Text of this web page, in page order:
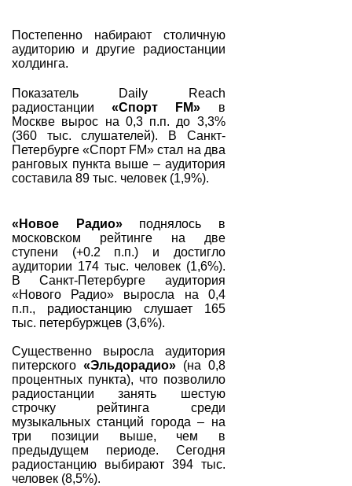
Постепенно набирают столичную
аудиторию и другие радиостанции
холдинга.
Показатель Daily Reach
радиостанции«Спорт FM» в
Москве вырос на 0,3 п.п. до 3,3%
(360 тыс. слушателей). В Санкт-
Петербурге «Спорт FM» стал на два
ранговых пункта выше – аудитория
составила 89 тыс. человек (1,9%).
«Новое Радио»поднялось в
московском рейтинге на две
ступени (+0.2 п.п.) и достигло
аудитории 174 тыс. человек (1,6%).
В Санкт-Петербурге аудитория
«Нового Радио» выросла на 0,4
п.п., радиостанцию слушает 165
тыс. петербуржцев (3,6%).
Существенно выросла аудитория
питерского «Эльдорадио» (на 0,8
процентных пункта), что позволило
радиостанции занять шестую
строчку рейтинга среди
музыкальных станций города – на
три позиции выше, чем в
предыдущем периоде. Сегодня
радиостанцию выбирают 394 тыс.
человек (8,5%).